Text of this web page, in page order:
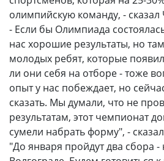
олимпийскую команду, -
- Если бы Олимпиада
нас хорошие результаты, но
молодых ребят, которые
ли они себя на отборе - тоже
опыт у нас побеждает, но
сказать. Мы думали, что не
результатам, этот чемпионат
сумели набрать форму", -
"До января пройдут два сбора -